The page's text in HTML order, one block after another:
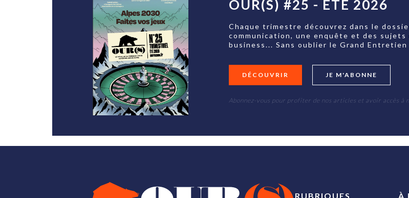
OUR(S) #25 - ÉTÉ 2026
Chaque trimestre découvrez dans le
communication, une enquête et des
business... Sans oublier le Grand
DÉCOUVRIR JE M'ABONNE
Abonnez-vous pour profiter de nos articles et avoir accès à
RUBRIQUES À